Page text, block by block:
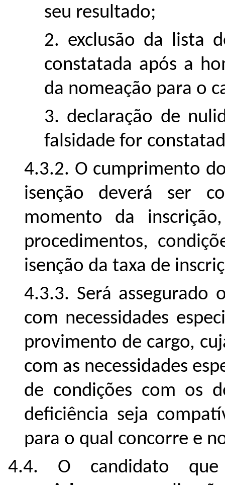
seu resultado;
2. exclusão da lista
constatada após a
da nomeação para o
3. declaração de
falsidade for
4.3.2. O cumprimento
isenção deverá ser
momento da
procedimentos,
isenção da taxa de
4.3.3. Será assegurado
com necessidades
provimento de cargo,
com as necessidades
de condições com os
deficiência seja
para o qual concorre e
4.4. O candidato